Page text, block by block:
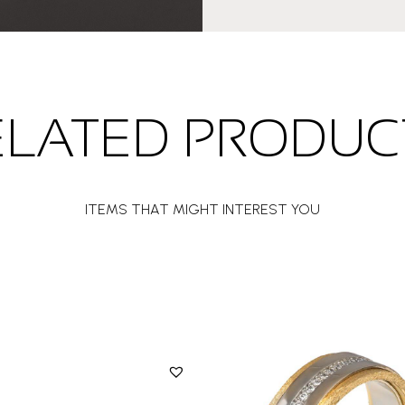
ITEMS THAT MIGHT INTEREST YOU